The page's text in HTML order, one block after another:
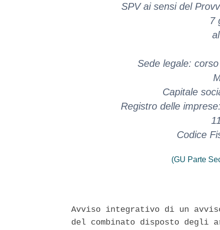
SPV ai sensi del
7
Sede legale:
Capitale
Registro delle
Codice
(GU Parte
Avviso integrativo di un
del combinato disposto